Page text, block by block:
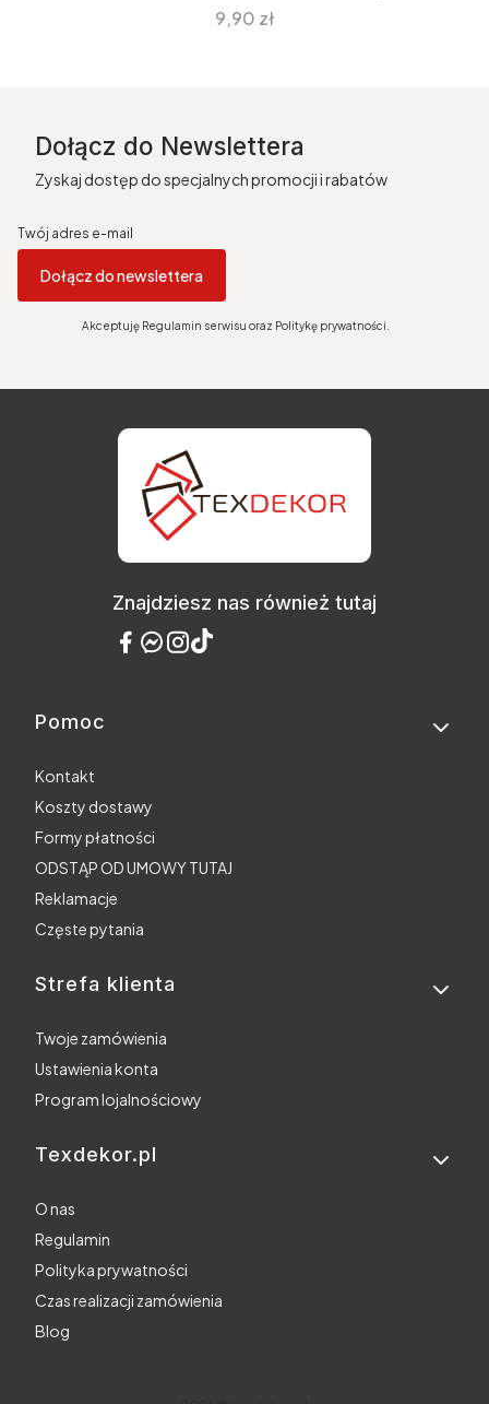
Cena
9,90 zł
Dołącz do Newslettera
Zyskaj dostęp do specjalnych promocji i rabatów
Twój adres e-mail
Dołącz do newslettera
Akceptuję Regulamin serwisu oraz Politykę prywatności.
Znajdziesz nas również tutaj
Linki w stopce
Pomoc
Kontakt
Koszty dostawy
Formy płatności
ODSTĄP OD UMOWY TUTAJ
Reklamacje
Częste pytania
Strefa klienta
Twoje zamówienia
Ustawienia konta
Program lojalnościowy
Texdekor.pl
O nas
Regulamin
Polityka prywatności
Czas realizacji zamówienia
Blog